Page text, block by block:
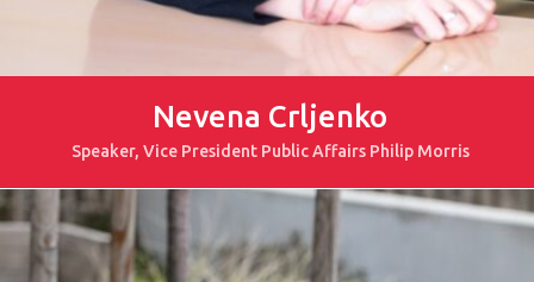
Nevena Crljenko
Speaker, Vice President Public Affairs Philip Morris